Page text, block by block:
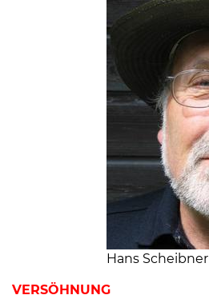
Hans Scheibner
VERSÖHNUNG